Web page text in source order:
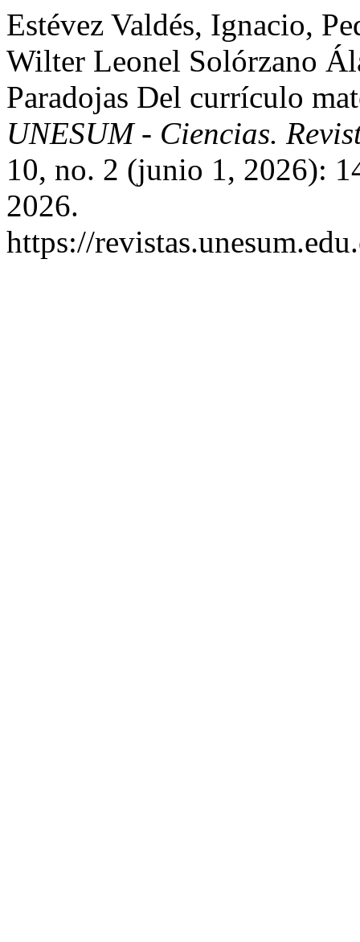
Estévez Valdés, Ignacio,
Wilter Leonel Solórzano
Paradojas Del currículo
UNESUM - Ciencias.
10, no. 2 (junio 1, 2026):
2026.
https://